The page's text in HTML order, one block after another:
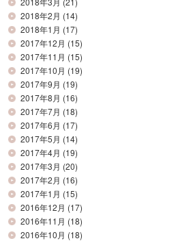
2018年2月 (14)
2018年1月 (17)
2017年12月 (15)
2017年11月 (15)
2017年10月 (19)
2017年9月 (19)
2017年8月 (16)
2017年7月 (18)
2017年6月 (17)
2017年5月 (14)
2017年4月 (19)
2017年3月 (20)
2017年2月 (16)
2017年1月 (15)
2016年12月 (17)
2016年11月 (18)
2016年10月 (18)